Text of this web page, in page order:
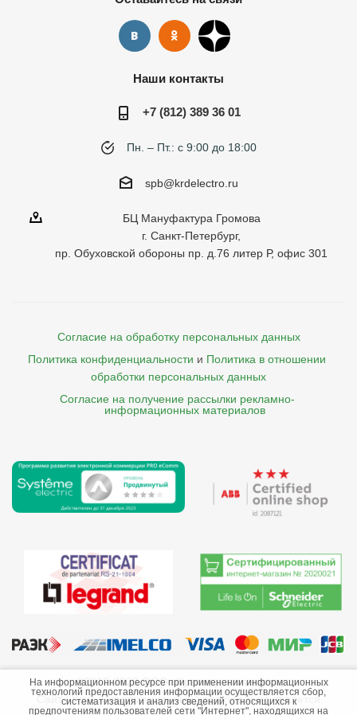
Наши контакты
+7 (812) 389 36 01
Пн. – Пт.: с 9:00 до 18:00
spb@krdelectro.ru
БЦ Мануфактура Громова
г. Санкт-Петербург,
пр. Обуховской обороны пр. д.76 литер Р, офис 301
Согласие на обработку персональных данных
Политика конфиденциальности и Политика в отношении
обработки персональных данных
Согласие на получение рассылки рекламно-
    информационных материалов
©2013-2026 ООО «Краснодарэлектро»
Сайт носит информационный характер и не является
На информационном ресурсе при применении информационных
технологий предоставления информации осуществляется сбор,
систематизация и анализ сведений, относящихся к
предпочтениям пользователей сети "Интернет", находящихся на